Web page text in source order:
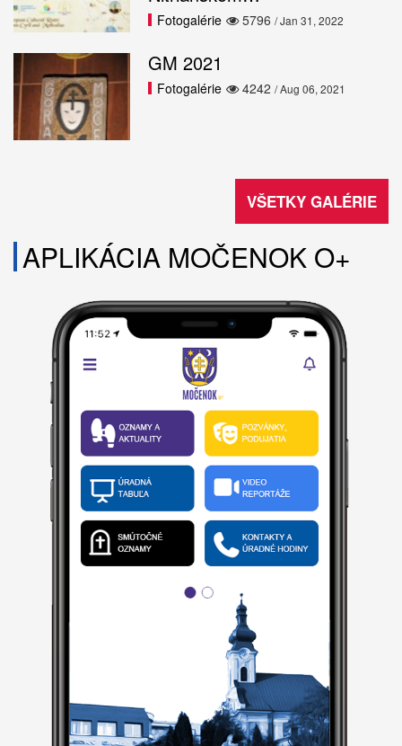
5796
Fotogalérie / Jan 31, 2022
GM 2021
4242
Fotogalérie / Aug 06, 2021
VŠETKY GALÉRIE
APLIKÁCIA MOČENOK O+